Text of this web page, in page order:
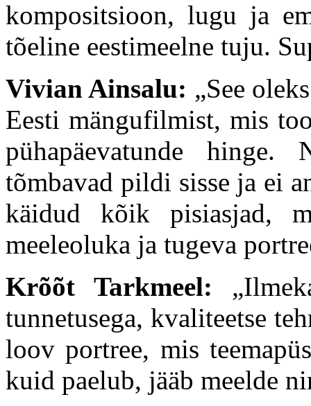
kompositsioon, lugu ja
tõeline eestimeelne tuju.
Vivian Ainsalu: „See
Eesti mängufilmist, mis
pühapäevatunde
tõmbavad pildi sisse ja ei
käidud kõik pisiasjad,
meeleoluka ja tugeva
Krõõt Tarkmeel:
tunnetusega, kvaliteetse
loov portree, mis
kuid paelub, jääb meelde